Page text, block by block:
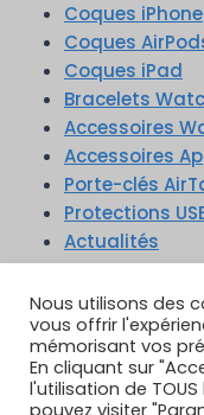
Coques iPhone
Coques
Coques iPad
Bracelets
Accessoires
Accessoires
Porte-clés
Protections
Actualités
TikTok
Instagram